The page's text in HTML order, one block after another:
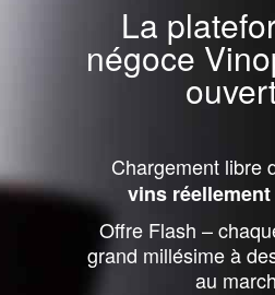
La
négoce
Chargement libre
vins
Offre Flash –
grand millésime à
au